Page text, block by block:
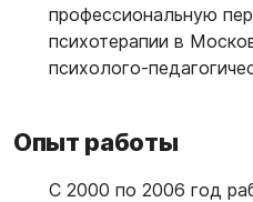
профессиональную
психотерапии в
психолого-
Опыт работы
С 2000 по 2006 год